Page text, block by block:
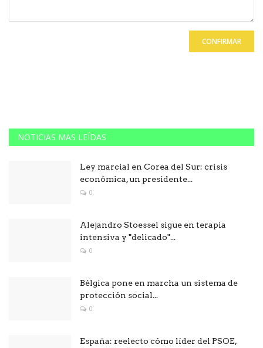
CONFIRMAR
NOTICIAS MAS LEÍDAS
Ley marcial en Corea del Sur: crisis
económica, un presidente...
0
Alejandro Stoessel sigue en terapia
intensiva y "delicado"...
0
Bélgica pone en marcha un sistema de
protección social...
0
España: reelecto cómo líder del PSOE,